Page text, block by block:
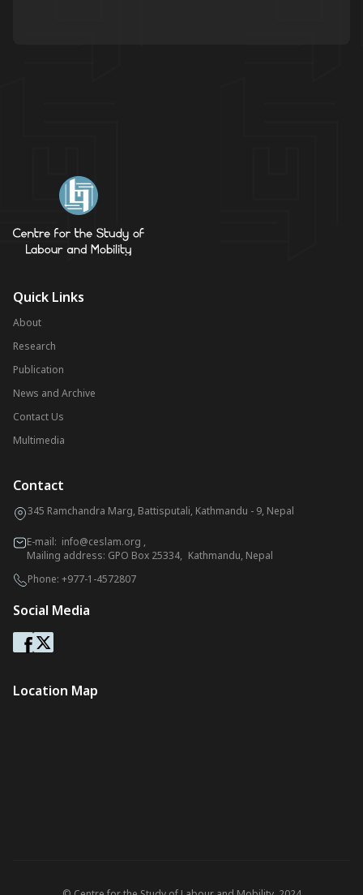
Quick Links
About
Research
Publication
News and Archive
Contact Us
Multimedia
Contact
345 Ramchandra Marg, Battisputali, Kathmandu - 9, Nepal
E-mail: info@ceslam.org ,
Mailing address: GPO Box 25334, Kathmandu, Nepal
Phone: +977-1-4572807
Social Media
Location Map